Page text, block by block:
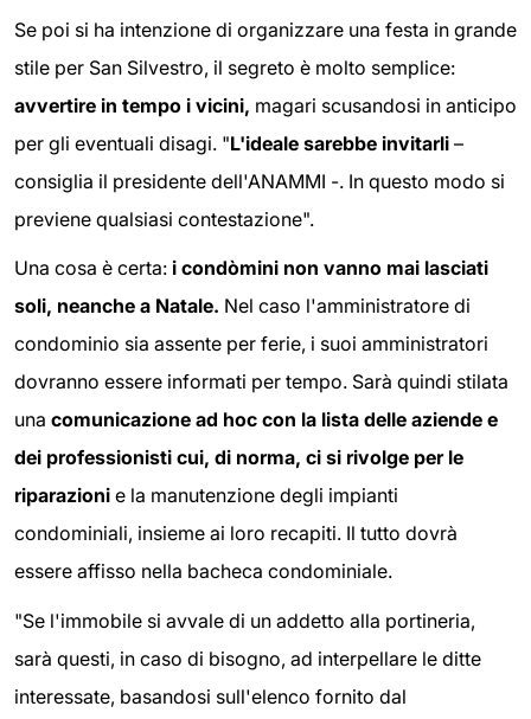
Se poi si ha intenzione di organizzare una festa in grande
stile per San Silvestro, il segreto è molto semplice:
avvertire in tempo i vicini, magari scusandosi in anticipo
per gli eventuali disagi. "L'ideale sarebbe invitarli –
consiglia il presidente dell'ANAMMI -. In questo modo si
previene qualsiasi contestazione".
Una cosa è certa: i condòmini non vanno mai lasciati
soli, neanche a Natale. Nel caso l'amministratore di
condominio sia assente per ferie, i suoi amministratori
dovranno essere informati per tempo. Sarà quindi stilata
una comunicazione ad hoc con la lista delle aziende e
dei professionisti cui, di norma, ci si rivolge per le
riparazioni e la manutenzione degli impianti
condominiali, insieme ai loro recapiti. Il tutto dovrà
essere affisso nella bacheca condominiale.
"Se l'immobile si avvale di un addetto alla portineria,
sarà questi, in caso di bisogno, ad interpellare le ditte
interessate, basandosi sull'elenco fornito dal